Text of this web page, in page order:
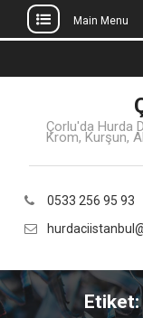
to
Main Menu
Çorlu'da Hurda
Krom, Kurşun,
0533 256 95 93
Etiket: